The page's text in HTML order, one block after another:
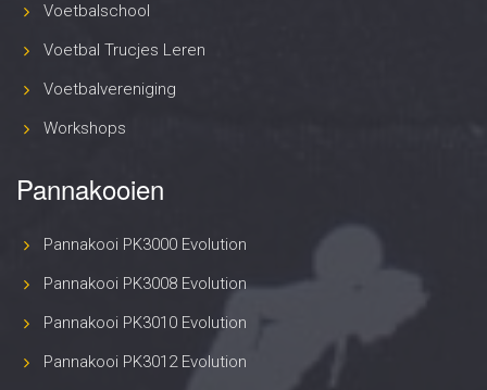
Voetbalschool
Voetbal Trucjes Leren
Voetbalvereniging
Workshops
Pannakooien
Pannakooi PK3000 Evolution
Pannakooi PK3008 Evolution
Pannakooi PK3010 Evolution
Pannakooi PK3012 Evolution